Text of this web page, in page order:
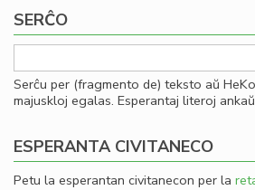
SERĈO
Serĉu per (fragmento de) teksto aŭ
majuskloj egalas. Esperantaj literoj
ESPERANTA CIVITANECO
Petu la esperantan civitanecon per la